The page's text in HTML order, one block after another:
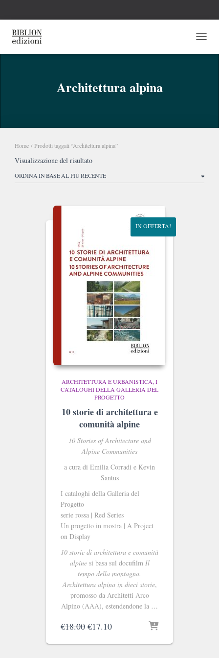
Architettura alpina
Home / Prodotti taggati “Architettura alpina”
Visualizzazione del risultato
IN OFFERTA!
ARCHITETTURA E URBANISTICA I
CATALOGHI DELLA GALLERIA DEL
PROGETTO
10 storie di architettura e
comunità alpine
10 Stories of Architecture and
Alpine Communities
a cura di Emilia Corradi e Kevin
Santus
I cataloghi della Galleria del
Progetto
serie rossa | Red Series
Un progetto in mostra | A Project
on Display
10 storie di architettura e comunità
alpine si basa sul docufilm Il
tempo della montagna.
Architettura alpina in dieci storie,
promosso da Architetti Arco
Alpino (AAA), estendendone la …
€18.00 Il
originale
€17.10Il
attuale